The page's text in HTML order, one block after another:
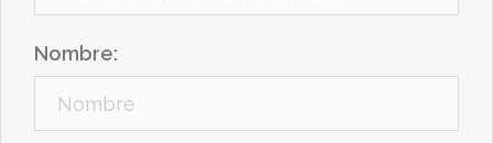
Nombre: